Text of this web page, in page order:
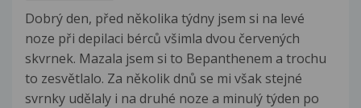
Dobrý den, před několika týdny jsem si na levé
noze při depilaci bérců všimla dvou červených
skvrnek. Mazala jsem si to Bepanthenem a trochu
to zesvětlalo. Za několik dnů se mi však stejné
svrnky udělaly i na druhé noze a minulý týden po